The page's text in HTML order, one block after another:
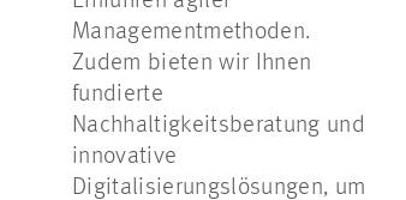
Managementmethoden.
Zudem bieten wir Ihnen
fundierte
Nachhaltigkeitsberatung und
innovative
Digitalisierungslösungen, um